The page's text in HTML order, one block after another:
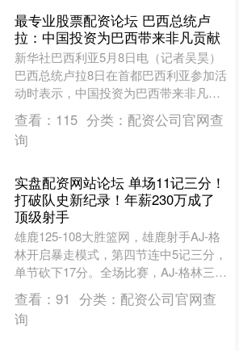
最专业股票配资论坛 巴西总统卢
拉：中国投资为巴西带来非凡贡献
新华社巴西利亚5月8日电（记者吴昊）
巴西总统卢拉8日在首都巴西利亚参加活
动时表示，中国投资为巴西带来非凡贡
献。 卢拉当天在巴西矿业和能源部主办
的活动上最专业股票....
查看： 115 分类： 配资公司官网查
询
实盘配资网站论坛 单场11记三分！
打破队史新纪录！年薪230万成了
顶级射手
雄鹿125-108大胜篮网，雄鹿射手AJ-格
林开启暴走模式，第四节连中5记三分，
单节砍下17分。全场比赛，AJ-格林三分
16中11，罚球2中2，狂轰35分5篮板....
查看： 91 分类： 配资公司官网查
询